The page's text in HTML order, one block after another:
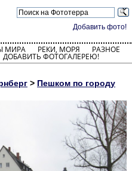
Добавить фото!
МИРА РЕКИ, МОРЯ РАЗНОЕ
ДОБАВИТЬ ФОТОГАЛЕРЕЮ!
> Пешком по городу